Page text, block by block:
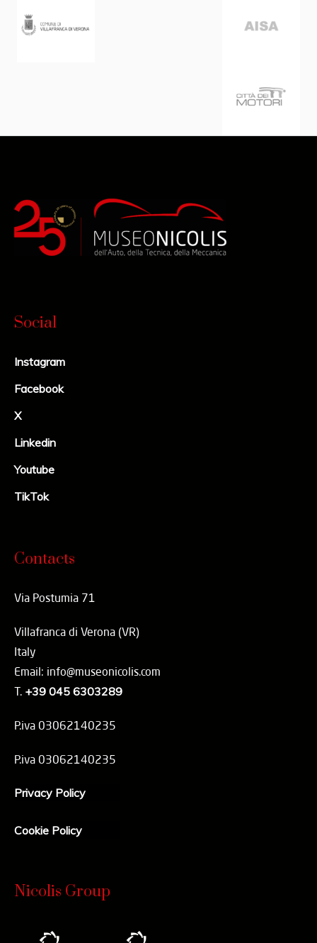
Social
Instagram
Facebook
X
Linkedin
Youtube
TikTok
Contacts
Via Postumia 71
Villafranca di Verona (VR)
Italy
Email: info@museonicolis.com
T. +39 045 6303289
P.iva 03062140235
P.iva 03062140235
Privacy Policy
Cookie Policy
Nicolis Group